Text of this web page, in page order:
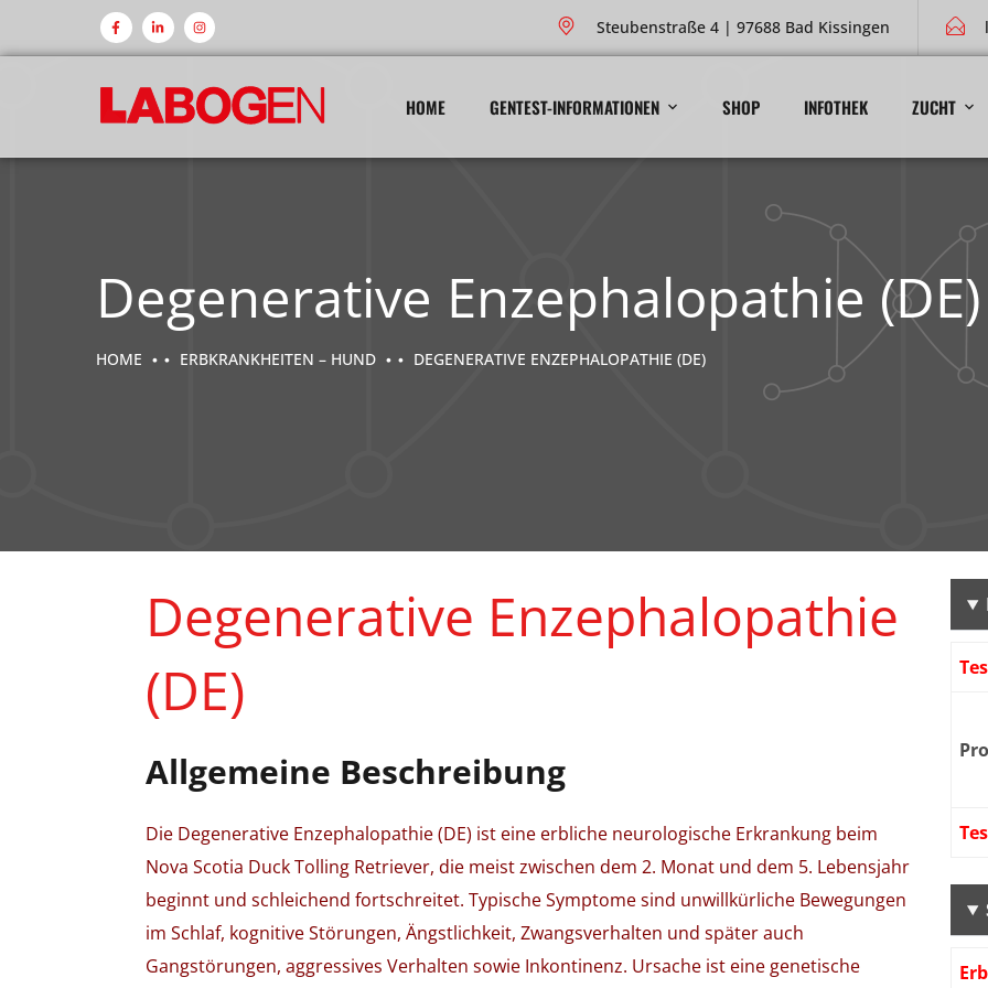
Steubenstraße 4 | 97688 Bad Kissingen
HOME GENTEST-INFORMATIONEN SHOP INFOTHEK ZUCHT
Degenerative Enzephalopathie (DE)
HOME ERBKRANKHEITEN – HUND DEGENERATIVE ENZEPHALOPATHIE (DE)
Degenerative Enzephalopathie
(DE)
Allgemeine Beschreibung
Die Degenerative Enzephalopathie (DE) ist eine erbliche neurologische Erkrankung beim
Nova Scotia Duck Tolling Retriever, die meist zwischen dem 2. Monat und dem 5. Lebensjahr
beginnt und schleichend fortschreitet. Typische Symptome sind unwillkürliche Bewegungen
im Schlaf, kognitive Störungen, Ängstlichkeit, Zwangsverhalten und später auch
Gangstörungen, aggressives Verhalten sowie Inkontinenz. Ursache ist eine genetische